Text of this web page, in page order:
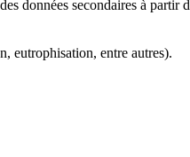
données secondaires à partir
eutrophisation, entre autres).